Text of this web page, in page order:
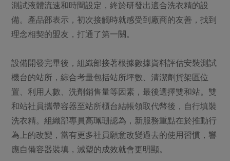
測試液體流速和時間設定，終於研發出適合洗衣精的設
備。產品部表示，初次接觸時就感受到廠商的友善，找到
理念相契的盟友，打通了第一關。
設備開發完畢後，組織部接著根據數據資料評估安裝測試
機台的站所，綜合考量包括站所坪數、清潔劑貨架區位
置、利用人數、洗劑銷售量等因素，最後選擇雙和站。雙
和站社員攜帶容器至站所櫃台結帳領取代幣後，自行填裝
洗衣精。組織部專員高珮珊認為，新服務重點在於推動行
為上的改變，當有更多社員願意改變過去的使用習慣，響
應自備容器裝填，減塑的成效就會更明顯。